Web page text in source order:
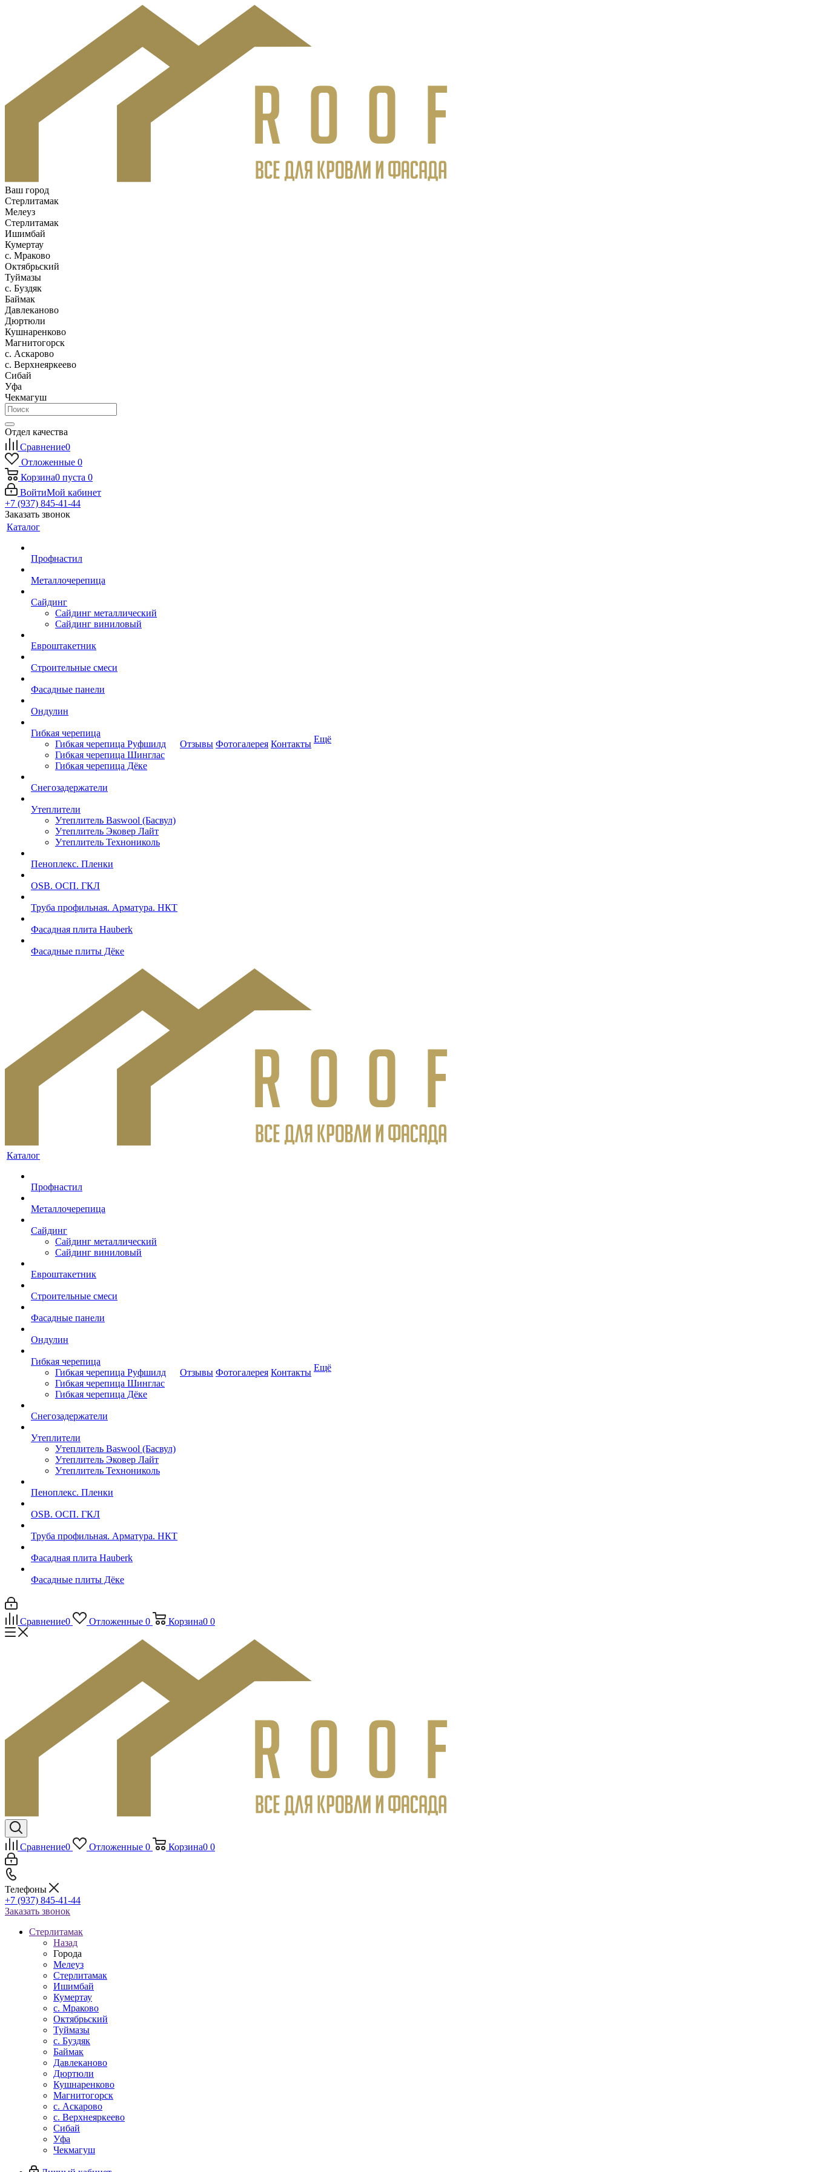
Ваш город
Стерлитамак
Мелеуз
Стерлитамак
Ишимбай
Кумертау
c. Мраково
Октябрьский
Туймазы
c. Буздяк
Баймак
Давлеканово
Дюртюли
Кушнаренково
Магнитогорск
с. Аскарово
с. Верхнеяркеево
Сибай
Уфа
Чекмагуш
Отдел качества
Сравнение0
Отложенные 0
Корзина0 пуста 0
ВойтиМой кабинет
+7 (937) 845-41-44
Заказать звонок
Каталог
Профнастил
Металлочерепица
Сайдинг
Сайдинг металлический
Сайдинг виниловый
Евроштакетник
Строительные смеси
Фасадные панели
Ондулин
Гибкая черепица
Гибкая черепица Руфшилд
Гибкая черепица Шинглас
Гибкая черепица Дёке
Снегозадержатели
Утеплители
Утеплитель Baswool (Басвул)
Утеплитель Эковер Лайт
Утеплитель Технониколь
Пеноплекс. Пленки
OSB. ОСП. ГКЛ
Труба профильная. Арматура. НКТ
Фасадная плита Hauberk
Фасадные плиты Дёке
Отзывы Фотогалерея Контакты Ещё
Каталог
Профнастил
Металлочерепица
Сайдинг
Сайдинг металлический
Сайдинг виниловый
Евроштакетник
Строительные смеси
Фасадные панели
Ондулин
Гибкая черепица
Гибкая черепица Руфшилд
Гибкая черепица Шинглас
Гибкая черепица Дёке
Снегозадержатели
Утеплители
Утеплитель Baswool (Басвул)
Утеплитель Эковер Лайт
Утеплитель Технониколь
Пеноплекс. Пленки
OSB. ОСП. ГКЛ
Труба профильная. Арматура. НКТ
Фасадная плита Hauberk
Фасадные плиты Дёке
Отзывы Фотогалерея Контакты Ещё
Сравнение0 Отложенные 0 Корзина0 0
Сравнение0 Отложенные 0 Корзина0 0
Телефоны
+7 (937) 845-41-44
Заказать звонок
Стерлитамак
Назад
Города
Мелеуз
Стерлитамак
Ишимбай
Кумертау
c. Мраково
Октябрьский
Туймазы
c. Буздяк
Баймак
Давлеканово
Дюртюли
Кушнаренково
Магнитогорск
с. Аскарово
с. Верхнеяркеево
Сибай
Уфа
Чекмагуш